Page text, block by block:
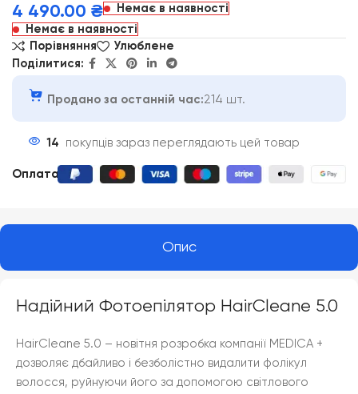
4 490.00 ₴
Немає в наявності
Немає в наявності
Порівняння
Улюблене
Поділитися:
Продано за останній час:214 шт.
14 покупців зараз переглядають цей товар
Оплата
Опис
Надійний Фотоепілятор HairCleane 5.0
HairCleane 5.0 – новітня розробка компанії MEDICA +
дозволяє дбайливо і безболістно видалити фолікул
волосся, руйнуючи його за допомогою світлового